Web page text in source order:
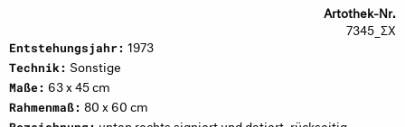
Artothek-Nr.
7345_ΣX
Entstehungsjahr: 1973
Technik: Sonstige
Maße: 63 x 45 cm
Rahmenmaß: 80 x 60 cm